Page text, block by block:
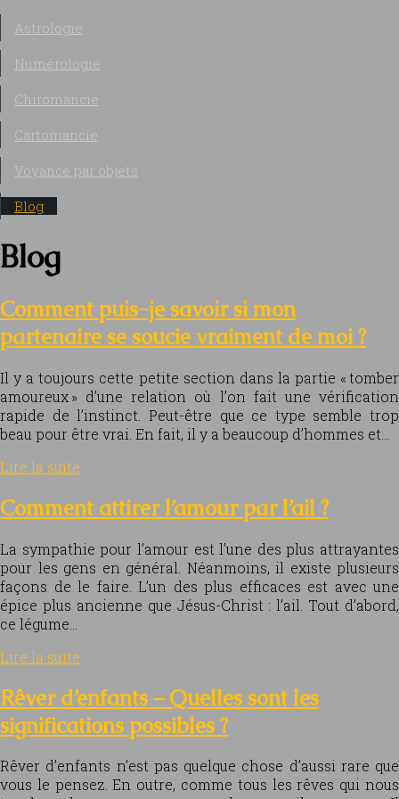
Astrologie
Numérologie
Chiromancie
Cartomancie
Voyance par objets
Blog
Blog
Comment puis-je savoir si mon
partenaire se soucie vraiment de moi ?
Il y a toujours cette petite section dans la partie « tomber
amoureux » d’une relation où l’on fait une vérification
rapide de l’instinct. Peut-être que ce type semble trop
beau pour être vrai. En fait, il y a beaucoup d’hommes et…
Lire la suite
Comment attirer l’amour par l’ail ?
La sympathie pour l’amour est l’une des plus attrayantes
pour les gens en général. Néanmoins, il existe plusieurs
façons de le faire. L’un des plus efficaces est avec une
épice plus ancienne que Jésus-Christ : l’ail. Tout d’abord,
ce légume…
Lire la suite
Rêver d’enfants – Quelles sont les
significations possibles ?
Rêver d’enfants n’est pas quelque chose d’aussi rare que
vous le pensez. En outre, comme tous les rêves qui nous